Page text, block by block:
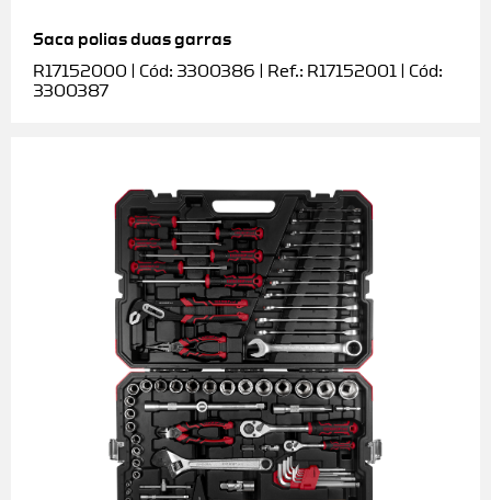
Saca polias duas garras
R17152000 | Cód: 3300386 | Ref.: R17152001 | Cód:
3300387